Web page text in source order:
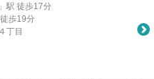
」駅 徒歩17分
徒歩19分
４丁目